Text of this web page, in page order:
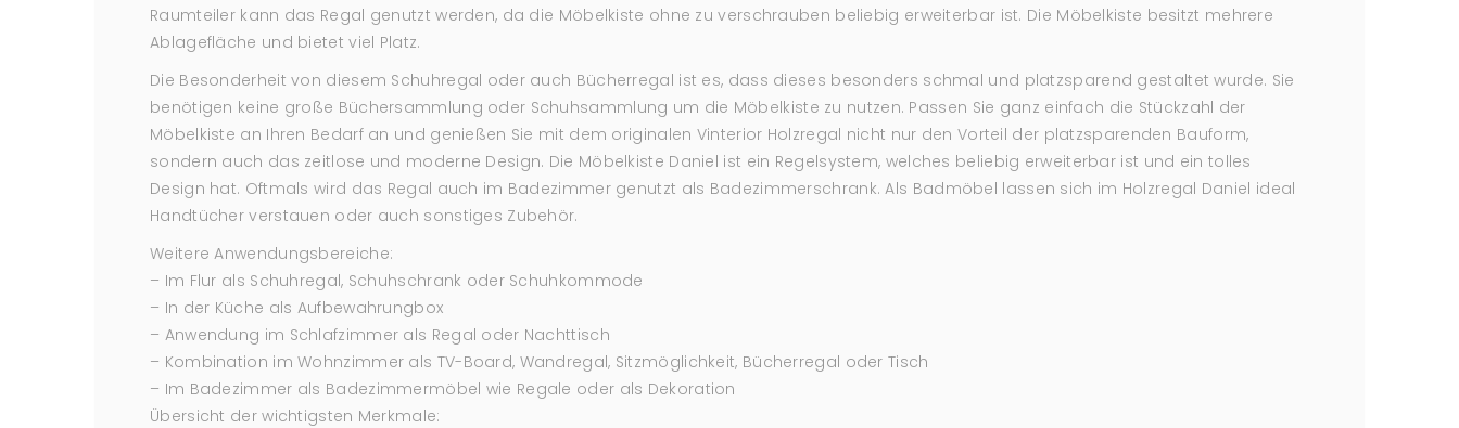
Raumteiler kann das Regal genutzt werden, da die Möbelkiste ohne zu verschrauben beliebig erweiterbar ist. Die Möbelkiste besitzt mehrere
Ablagefläche und bietet viel Platz.
Die Besonderheit von diesem Schuhregal oder auch Bücherregal ist es, dass dieses besonders schmal und platzsparend gestaltet wurde. Sie
benötigen keine große Büchersammlung oder Schuhsammlung um die Möbelkiste zu nutzen. Passen Sie ganz einfach die Stückzahl der
Möbelkiste an Ihren Bedarf an und genießen Sie mit dem originalen Vinterior Holzregal nicht nur den Vorteil der platzsparenden Bauform,
sondern auch das zeitlose und moderne Design. Die Möbelkiste Daniel ist ein Regelsystem, welches beliebig erweiterbar ist und ein tolles
Design hat. Oftmals wird das Regal auch im Badezimmer genutzt als Badezimmerschrank. Als Badmöbel lassen sich im Holzregal Daniel ideal
Handtücher verstauen oder auch sonstiges Zubehör.
Weitere Anwendungsbereiche:
– Im Flur als Schuhregal, Schuhschrank oder Schuhkommode
– In der Küche als Aufbewahrungbox
– Anwendung im Schlafzimmer als Regal oder Nachttisch
– Kombination im Wohnzimmer als TV-Board, Wandregal, Sitzmöglichkeit, Bücherregal oder Tisch
– Im Badezimmer als Badezimmermöbel wie Regale oder als Dekoration
Übersicht der wichtigsten Merkmale: